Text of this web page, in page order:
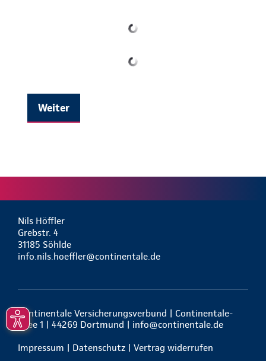
Weiter
Nils Höffler
Grebstr. 4
31185 Söhlde
info.nils.hoeffler@continentale.de
Continentale Versicherungsverbund | Continentale-
Allee 1 | 44269 Dortmund | info@continentale.de
Impressum | Datenschutz | Vertrag widerrufen